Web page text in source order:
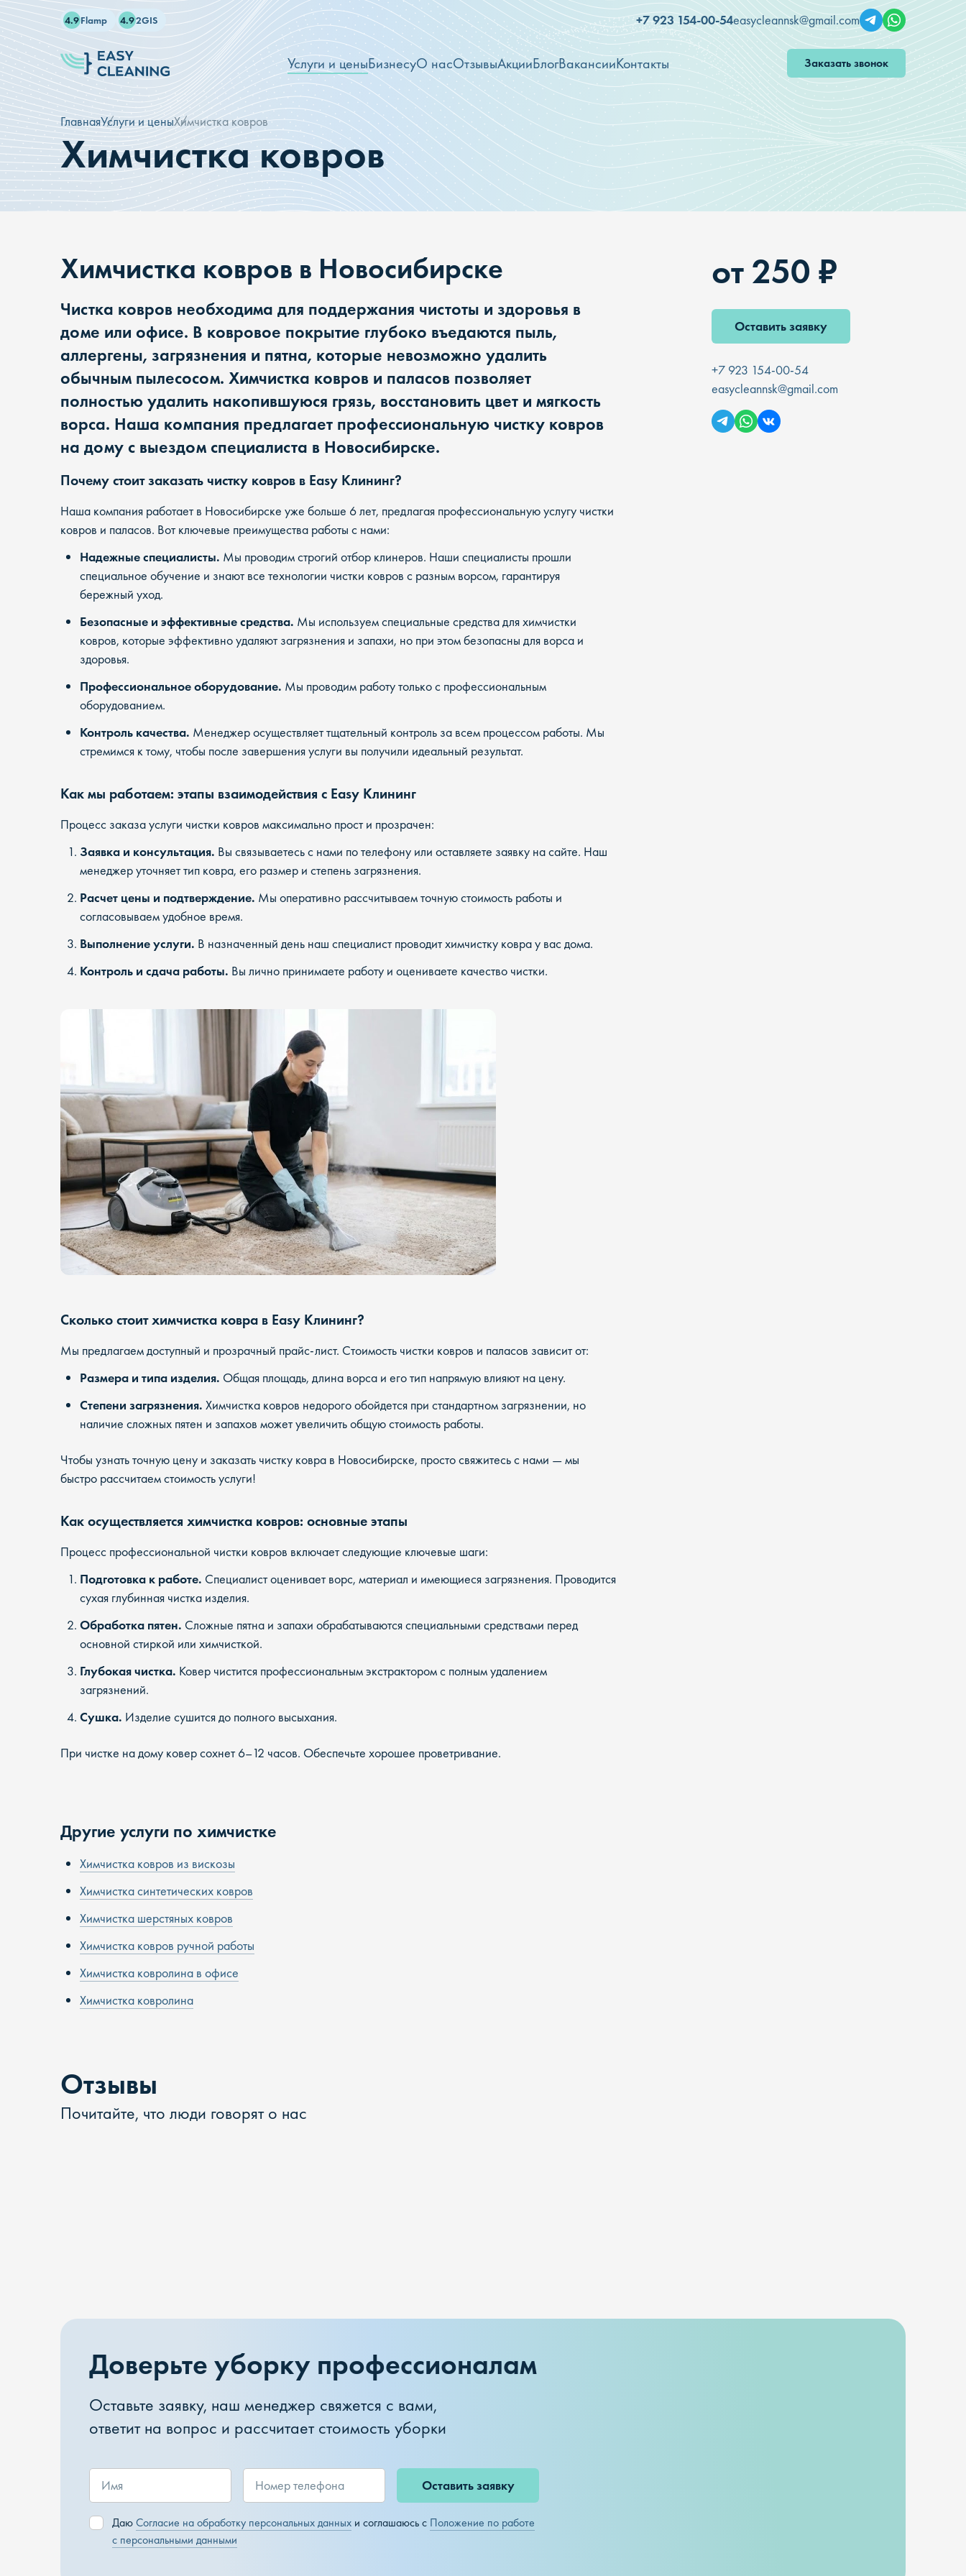
4.9Flamp 4.92GIS +7 923 154-00-54easycleannsk@gmail.com
Услуги и ценыБизнесуО насОтзывыАкцииБлогВакансииКонтакты Заказать звонок
ГлавнаяУслуги и ценыХимчистка ковров
Химчистка ковров
Химчистка ковров в Новосибирске
Чистка ковров необходима для поддержания чистоты и здоровья в
доме или офисе. В ковровое покрытие глубоко въедаются пыль,
аллергены, загрязнения и пятна, которые невозможно удалить
обычным пылесосом. Химчистка ковров и паласов позволяет
полностью удалить накопившуюся грязь, восстановить цвет и мягкость
ворса. Наша компания предлагает профессиональную чистку ковров
на дому с выездом специалиста в Новосибирске.
Почему стоит заказать чистку ковров в Easy Клининг?
Наша компания работает в Новосибирске уже больше 6 лет, предлагая профессиональную услугу чистки
ковров и паласов. Вот ключевые преимущества работы с нами:
Надежные специалисты. Мы проводим строгий отбор клинеров. Наши специалисты прошли
специальное обучение и знают все технологии чистки ковров с разным ворсом, гарантируя
бережный уход.
Безопасные и эффективные средства. Мы используем специальные средства для химчистки
ковров, которые эффективно удаляют загрязнения и запахи, но при этом безопасны для ворса и
здоровья.
Профессиональное оборудование. Мы проводим работу только с профессиональным
оборудованием.
Контроль качества. Менеджер осуществляет тщательный контроль за всем процессом работы. Мы
стремимся к тому, чтобы после завершения услуги вы получили идеальный результат.
Как мы работаем: этапы взаимодействия с Easy Клининг
Процесс заказа услуги чистки ковров максимально прост и прозрачен:
Заявка и консультация. Вы связываетесь с нами по телефону или оставляете заявку на сайте. Наш
менеджер уточняет тип ковра, его размер и степень загрязнения.
Расчет цены и подтверждение. Мы оперативно рассчитываем точную стоимость работы и
согласовываем удобное время.
Выполнение услуги. В назначенный день наш специалист проводит химчистку ковра у вас дома.
Контроль и сдача работы. Вы лично принимаете работу и оцениваете качество чистки.
Сколько стоит химчистка ковра в Easy Клининг?
Мы предлагаем доступный и прозрачный прайс-лист. Стоимость чистки ковров и паласов зависит от:
Размера и типа изделия. Общая площадь, длина ворса и его тип напрямую влияют на цену.
Степени загрязнения. Химчистка ковров недорого обойдется при стандартном загрязнении, но
наличие сложных пятен и запахов может увеличить общую стоимость работы.
Чтобы узнать точную цену и заказать чистку ковра в Новосибирске, просто свяжитесь с нами — мы
быстро рассчитаем стоимость услуги!
Как осуществляется химчистка ковров: основные этапы
Процесс профессиональной чистки ковров включает следующие ключевые шаги:
Подготовка к работе. Специалист оценивает ворс, материал и имеющиеся загрязнения. Проводится
сухая глубинная чистка изделия.
Обработка пятен. Сложные пятна и запахи обрабатываются специальными средствами перед
основной стиркой или химчисткой.
Глубокая чистка. Ковер чистится профессиональным экстрактором с полным удалением
загрязнений.
Сушка. Изделие сушится до полного высыхания.
При чистке на дому ковер сохнет 6–12 часов. Обеспечьте хорошее проветривание.
от 250 ₽
Оставить заявку
+7 923 154-00-54
easycleannsk@gmail.com
Другие услуги по химчистке
Химчистка ковров из вискозы
Химчистка синтетических ковров
Химчистка шерстяных ковров
Химчистка ковров ручной работы
Химчистка ковролина в офисе
Химчистка ковролина
Отзывы
Почитайте, что люди говорят о нас
Доверьте уборку профессионалам
Оставьте заявку, наш менеджер свяжется с вами,
ответит на вопрос и рассчитает стоимость уборки
Оставить заявку
ДаюСогласие на обработку персональных данных и соглашаюсь с Положение по работе
с персональными данными